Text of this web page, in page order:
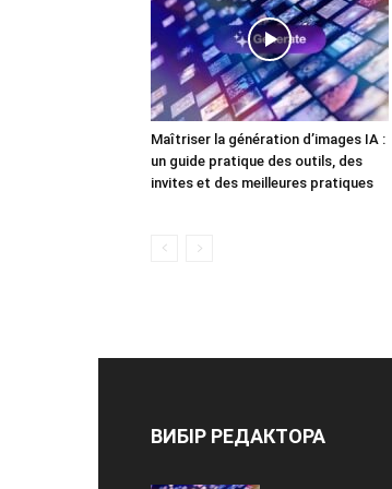
Maîtriser la génération d’images IA :
un guide pratique des outils, des
invites et des meilleures pratiques
ВИБІР РЕДАКТОРА